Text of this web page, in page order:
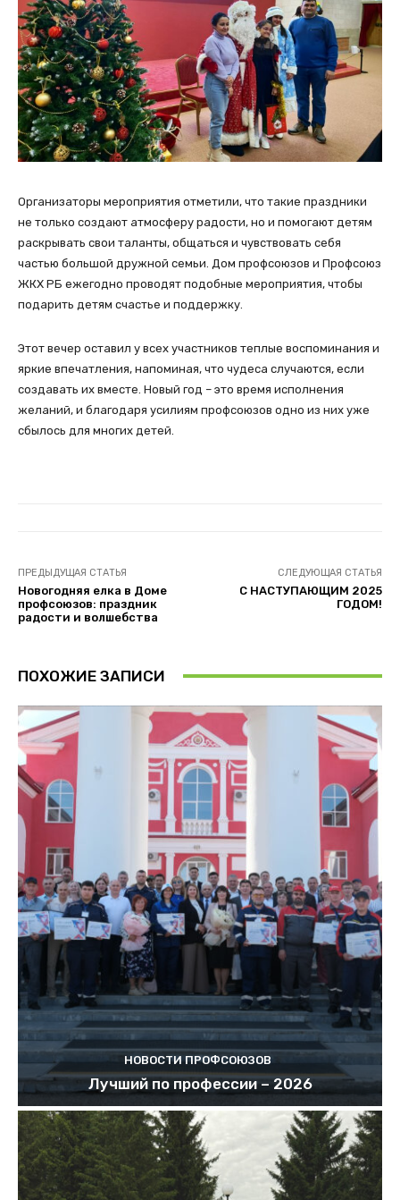
Организаторы мероприятия отметили, что такие праздники
не только создают атмосферу радости, но и помогают детям
раскрывать свои таланты, общаться и чувствовать себя
частью большой дружной семьи. Дом профсоюзов и Профсоюз
ЖКХ РБ ежегодно проводят подобные мероприятия, чтобы
подарить детям счастье и поддержку.
Этот вечер оставил у всех участников теплые воспоминания и
яркие впечатления, напоминая, что чудеса случаются, если
создавать их вместе. Новый год – это время исполнения
желаний, и благодаря усилиям профсоюзов одно из них уже
сбылось для многих детей.
ПРЕДЫДУЩАЯ СТАТЬЯ
Новогодняя елка в Доме
профсоюзов: праздник
радости и волшебства
СЛЕДУЮЩАЯ СТАТЬЯ
С НАСТУПАЮЩИМ 2025
ГОДОМ!
ПОХОЖИЕ ЗАПИСИ
НОВОСТИ ПРОФСОЮЗОВ
Лучший по профессии – 2026